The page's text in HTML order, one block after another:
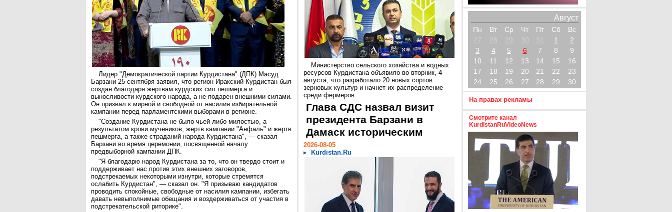
Лидер "Демократической партии Курдистана" (ДПК) Масуд
Барзани 25 сентября заявил, что регион Иракский Курдистан был
создан благодаря жертвам курдских сил пешмерга и
выносливости курдского народа, а не подарен внешними силами.
Он призвал к мирной и свободной от насилия избирательной
кампании перед парламентскими выборами в регионе.
"Создание Курдистана не было чьей-либо милостью, а
результатом крови мучеников, жертв кампании "Анфаль" и жертв
пешмерга, а также страданий народа Курдистана", — сказал
Барзани во время церемонии, посвященной началу
предвыборной кампании ДПК.
"Я благодарю народ Курдистана за то, что он твердо стоит и
поддерживает нас против этих внешних заговоров,
подстрекаемых некоторыми изнутри, которые стремятся
ослабить Курдистан", — сказал он. "Я призываю кандидатов
проводить спокойные, свободные от насилия кампании, избегать
давать невыполнимые обещания и воздерживаться от участия в
подстрекательской риторике".
Министерство сельского хозяйства и водных
ресурсов Курдистана объявило во вторник, 4
августа, что разработало 20 новых сортов
зерновых культур и начнет их распределение
среди фермеров...
Глава СДС назвал визит
президента Барзани в
Дамаск историческим
2026-08-05
Kurdistan.Ru
Август
Пн Вт Ср Чт Пт Сб
Вс
27
28 29 30 31 1
2
3
4 5 6 7 8
9
10
11 12 13 14 15
16
17
18 19 20 21 22
23
24
25 26 27 28 29 30
На правах рекламы
Смотрите канал
KurdistanRuVideoNews